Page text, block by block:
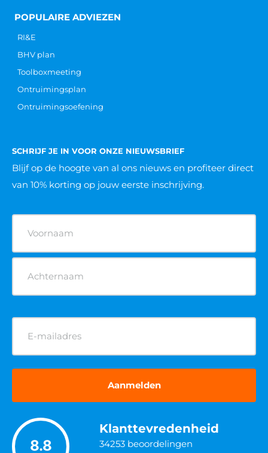
POPULAIRE ADVIEZEN
RI&E
BHV plan
Toolboxmeeting
Ontruimingsplan
Ontruimingsoefening
SCHRIJF JE IN VOOR ONZE NIEUWSBRIEF
Blijf op de hoogte van al ons nieuws en profiteer direct
van 10% korting op jouw eerste inschrijving.
(Vereist)
E-
(Vereist)
8.8
Klanttevredenheid
34253 beoordelingen